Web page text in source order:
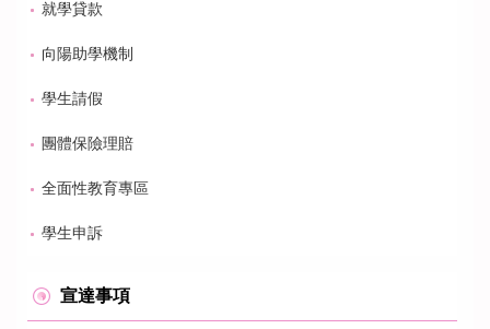
就學貸款
向陽助學機制
學生請假
團體保險理賠
全面性教育專區
學生申訴
宣達事項